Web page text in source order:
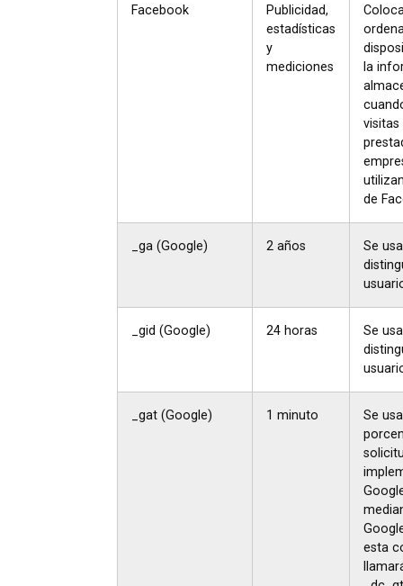
Facebook
Publicidad,
estadísticas
y
mediciones
la
visitas
de
_ga (Google) 2 años
Se
_gid (Google) 24 horas
Se
_gat (Google) 1 minuto
Se
esta